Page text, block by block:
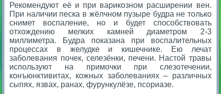
Рекомендуют её и при варикозном расширении вен.
При наличии песка в жёлчном пузыре будра не только
снимет воспаление, но и будет способствовать
отхождению мелких камней диаметром 2-3
миллиметра. Будра показана при воспалительных
процессах в желудке и кишечнике. Ею лечат
заболевания почек, селезёнки, печени. Настой травы
используют на примочки при слезотечении,
конъюнктивитах, кожных заболеваниях – различных
сыпях, язвах, ранах, фурункулёзе, псориазе.